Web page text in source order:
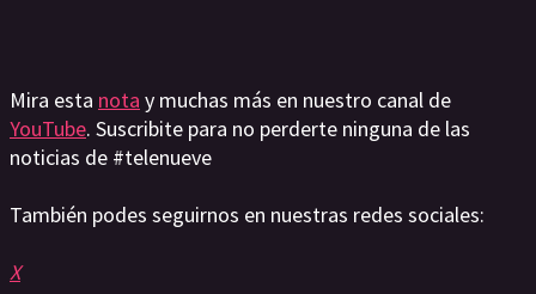
Mira esta nota y muchas más en nuestro canal de
YouTube. Suscribite para no perderte ninguna de las
noticias de #telenueve
También podes seguirnos en nuestras redes sociales:
X